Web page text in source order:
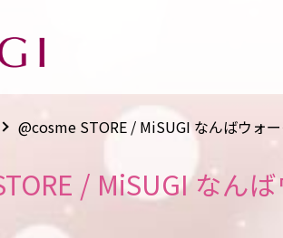
@cosme STORE / MiSUGI なんばウォ
/ MiSUGI なん